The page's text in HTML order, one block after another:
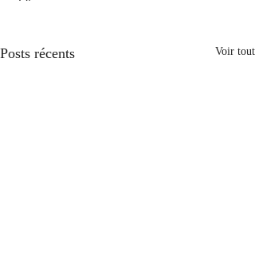
Posts récents Voir tout